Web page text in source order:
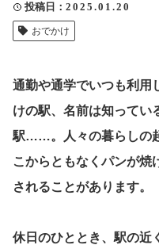
投稿日 2025.01.20
おでかけ
通勤や通学でいつも利用
けの駅、名前は知ってい
駅……。人々の暮らしの
こからともなくパンが焼
されることがあります。
休日のひととき、駅の近
感想